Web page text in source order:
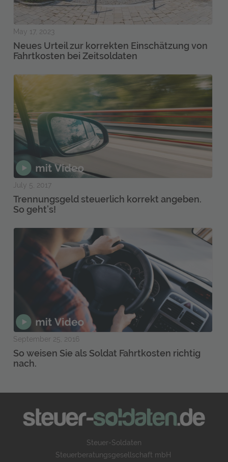
May 17, 2023
Neues Urteil zur korrekten Einschätzung von
Fahrtkosten bei Zeitsoldaten
July 5, 2017
Trennungsgeld steuerlich korrekt angeben.
So geht’s!
September 25, 2016
So weisen Sie als Soldat Fahrtkosten richtig
nach.
Steuer-Soldaten
Steuerberatungsgesellschaft mbH